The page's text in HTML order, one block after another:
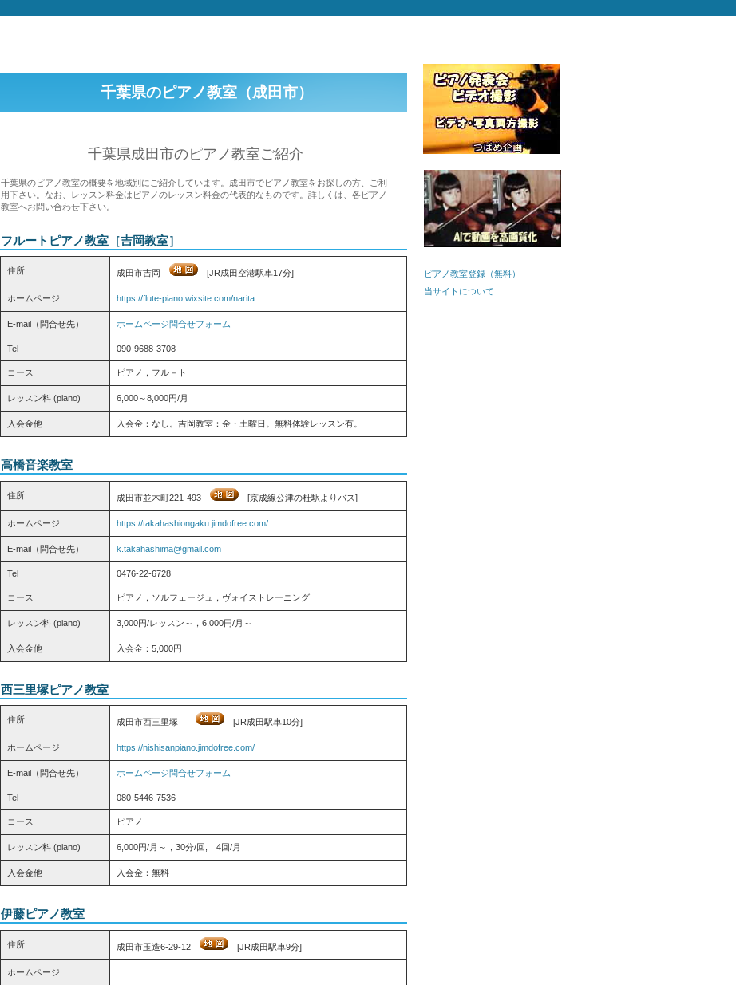
千葉県のピアノ教室（成田市）
千葉県成田市のピアノ教室ご紹介
千葉県のピアノ教室の概要を地域別にご紹介しています。成田市でピアノ教室をお探しの方、ご利
用下さい。なお、レッスン料金はピアノのレッスン料金の代表的なものです。詳しくは、各ピアノ
教室へお問い合わせ下さい。
フルートピアノ教室［吉岡教室］
住所 成田市吉岡 [JR成田空港駅車17分]
ホームページ https://flute-piano.wixsite.com/narita
E-mail（問合せ先） ホームページ問合せフォーム
Tel 090-9688-3708
コース ピアノ，フル－ト
レッスン料 (piano) 6,000～8,000円/月
入会金他 入会金：なし。吉岡教室：金・土曜日。無料体験レッスン有。
高橋音楽教室
住所 成田市並木町221-493 [京成線公津の杜駅よりバス]
ホームページ https://takahashiongaku.jimdofree.com/
E-mail（問合せ先） k.takahashima@gmail.com
Tel 0476-22-6728
コース ピアノ，ソルフェージュ，ヴォイストレーニング
レッスン料 (piano) 3,000円/レッスン～，6,000円/月～
入会金他 入会金：5,000円
西三里塚ピアノ教室
住所 成田市西三里塚 [JR成田駅車10分]
ホームページ https://nishisanpiano.jimdofree.com/
E-mail（問合せ先） ホームページ問合せフォーム
Tel 080-5446-7536
コース ピアノ
レッスン料 (piano) 6,000円/月～，30分/回, 4回/月
入会金他 入会金：無料
伊藤ピアノ教室
住所 成田市玉造6-29-12 [JR成田駅車9分]
ホームページ
ピアノ教室登録（無料）
当サイトについて